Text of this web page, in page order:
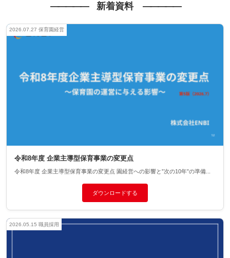
新着資料
令和8年度 企業主導型保育事業の変更点
2026.07.27保育園経営
令和8年度 企業主導型保育事業の変更点 園経営への影響と”次の10年”の準備...
ダウンロードする
2026.05.15 職員採用